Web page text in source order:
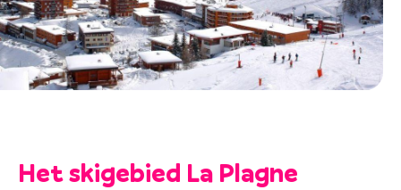
Het skigebied La Plagne